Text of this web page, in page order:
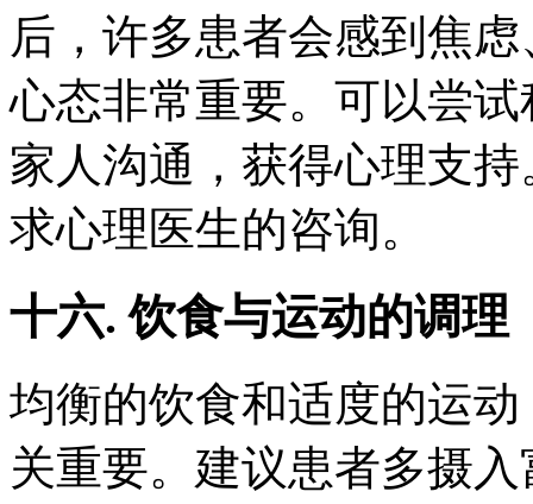
后，许多患者会感到焦
心态非常重要。可以尝
家人沟通，获得心理支
求心理医生的咨询。
十六. 饮食与运动的调理
均衡的饮食和适度的运
关重要。建议患者多摄